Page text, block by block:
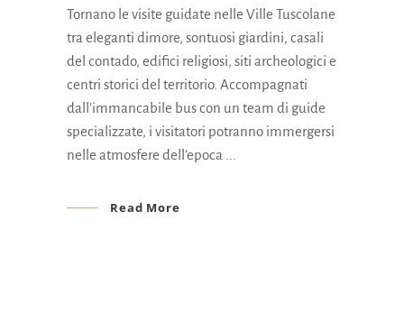
Tornano le visite guidate nelle Ville Tuscolane
tra eleganti dimore, sontuosi giardini, casali
del contado, edifici religiosi, siti archeologici e
centri storici del territorio. Accompagnati
dall’immancabile bus con un team di guide
specializzate, i visitatori potranno immergersi
nelle atmosfere dell’epoca
Read More